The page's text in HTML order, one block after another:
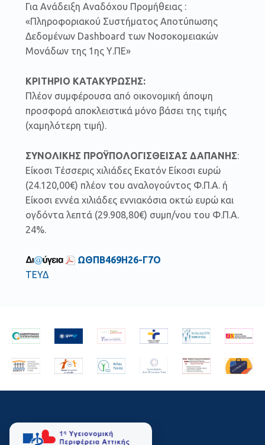
Για Ανάδειξη Αναδόχου Προμήθειας :
«Πληροφοριακού Συστήματος Αποτύπωσης
Δεδομένων Dashboard των Νοσοκομειακών
Μονάδων της 1ης Υ.ΠΕ»
ΚΡΙΤΗΡΙΟ ΚΑΤΑΚΥΡΩΣΗΣ:
Πλέον συμφέρουσα από οικονομική άποψη
προσφορά αποκλειστικά μόνο βάσει της τιμής
(χαμηλότερη τιμή).
ΣΥΝΟΛΙΚΗΣ ΠΡΟΫΠΟΛΟΓΙΣΘΕΙΣΑΣ ΔΑΠΑΝΗΣ:
Είκοσι Τέσσερις χιλιάδες Εκατόν Είκοσι ευρώ
(24.120,00€) πλέον του αναλογούντος Φ.Π.Α. ή
Είκοσι εννέα χιλιάδες εννιακόσια οκτώ ευρώ και
ογδόντα λεπτά (29.908,80€) συμπ/νου του Φ.Π.Α.
24%.
ΩΘΠΒ469Η26-Γ7Ο
ΤΕΥΔ